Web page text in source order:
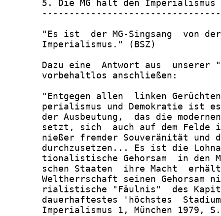
5. Die MG hält den Imperialismus
"Es ist  der MG-Singsang  von
       Imperialismus." (BSZ)
Dazu eine  Antwort aus  unserer
       vorbehaltlos anschließen:
"Entgegen allen  linken
perialismus und Demokratie ist
der Ausbeutung,  das die
setzt, sich  auch auf dem Felde
nießer fremder Souveränität und
durchzusetzen... Es ist die
tionalistische Gehorsam  in den
schen Staaten  ihre Macht
Weltherrschaft seinen Gehorsam
rialistische "Fäulnis"  des
dauerhaftestes 'höchstes
Imperialismus 1, München 1979,